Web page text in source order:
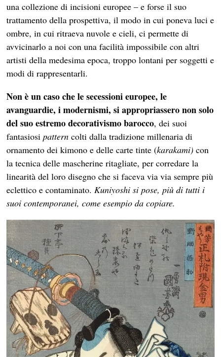
una collezione di incisioni europee – e forse il suo
trattamento della prospettiva, il modo in cui poneva luci e
ombre, in cui ritraeva nuvole e cieli, ci permette di
avvicinarlo a noi con una facilità impossibile con altri
artisti della medesima epoca, troppo lontani per soggetti e
modi di rappresentarli.
Non è un caso che le secessioni europee, le
avanguardie, i modernismi, si appropriassero non solo
del suo estremo decorativismo barocco, dei suoi
fantasiosipattern colti dalla tradizione millenaria di
ornamento dei kimono e delle carte tinte (karakami) con
la tecnica delle mascherine ritagliate, per corredare la
linearità del loro disegno che si faceva via via sempre più
eclettico e contaminato. Kuniyoshi si pose, più di tutti i
suoi contemporanei, come esempio da copiare.